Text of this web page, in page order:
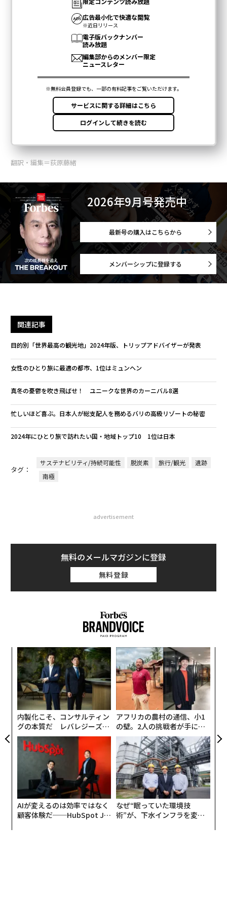
翻訳・編集＝荻原藤緒
2026年9月号発売中
最新号の購入はこちらから
メンバーシップに登録する
関連記事
目的別「世界最高の観光地」2024年版、トリップアドバイザーが発表
女性のひとり旅に最適の都市、1位はミュンヘン
真冬の憂鬱を吹き飛ばせ！ ユニークな世界のカーニバル8選
忙しいほど喜ぶ。日本人が総支配人を務めるバリの高級リゾートの秘密
2024年にひとり旅で訪れたい国・地域トップ10 1位は日本
タグ：
サステナビリティ/持続可能性 脱炭素 旅行/観光
遺跡
南極
advertisement
無料のメールマガジンに登録
無料登録
内製化こそ、コンサルティン
グの本質だ レバレジーズが
実践する、次世代ファームの
全貌
アフリカの農村の通信、小1
の壁。2人の挑戦者が手にし
た「次なる武器」
AIが変えるのは効率ではなく
顧客体験だ──HubSpot Ja
なぜ“眠っていた環境技
術”が、下水インフラを変え